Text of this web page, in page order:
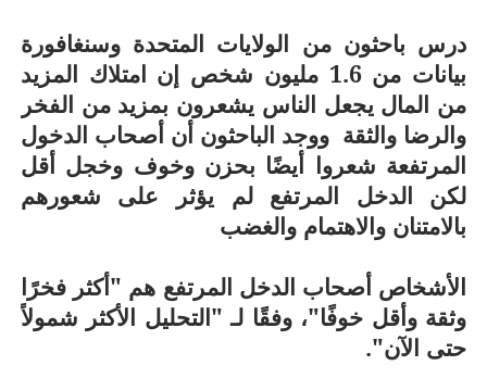
درس باحثون من الولايات المتحدة وسنغافورة
بيانات من 1.6 مليون شخص إن امتلاك المزيد
من المال يجعل الناس يشعرون بمزيد من الفخر
والرضا والثقة ووجد الباحثون أن أصحاب الدخول
المرتفعة شعروا أيضًا بحزن وخوف وخجل أقل
لكن الدخل المرتفع لم يؤثر على شعورهم
بالامتنان والاهتمام والغضب
الأشخاص أصحاب الدخل المرتفع هم "أكثر فخرًا
وثقة وأقل خوفًا"، وفقًا لـ "التحليل الأكثر شمولاً
حتى الآن".